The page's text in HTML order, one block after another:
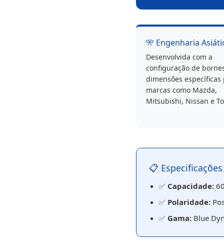
🎌 Engenharia
Desenvolvida com a
configuração de
dimensões específicas
marcas como Mazda,
Mitsubishi, Nissan e
📋
✅ Capacidade:
✅ Polaridade:
✅ Gama: Blue